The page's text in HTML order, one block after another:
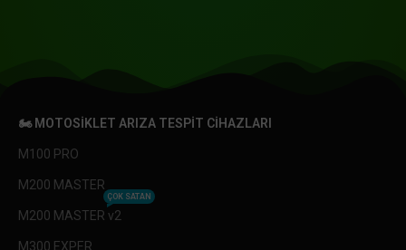
🏍️ MOTOSIKLET ARIZA TESPIT CIHAZLARI
M100 PRO
M200 MASTER
M200 MASTER v2
ÇOK SATAN
M300 EXPER